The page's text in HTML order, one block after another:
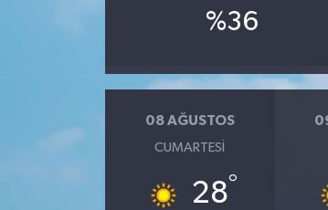
%36
08 AĞUSTOS
CUMARTESI
28°